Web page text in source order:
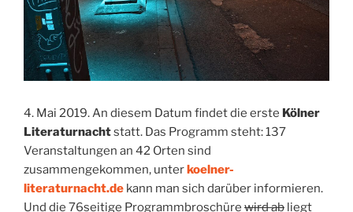
4. Mai 2019. An diesem Datum findet die erste Kölner
Literaturnachtstatt. Das Programm steht: 137
Veranstaltungen an 42 Orten sind
zusammengekommen, unterkoelner-
literaturnacht.de kann man sich darüber informieren.
Und die 76seitige Programmbroschüre wird ab liegt